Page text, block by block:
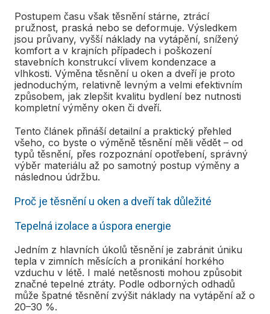
Postupem času však těsnění stárne, ztrácí
pružnost, praská nebo se deformuje. Výsledkem
jsou průvany, vyšší náklady na vytápění, snížený
komfort a v krajních případech i poškození
stavebních konstrukcí vlivem kondenzace a
vlhkosti. Výměna těsnění u oken a dveří je proto
jednoduchým, relativně levným a velmi efektivním
způsobem, jak zlepšit kvalitu bydlení bez nutnosti
kompletní výměny oken či dveří.
Tento článek přináší detailní a praktický přehled
všeho, co byste o výměně těsnění měli vědět – od
typů těsnění, přes rozpoznání opotřebení, správný
výběr materiálu až po samotný postup výměny a
následnou údržbu.
Proč je těsnění u oken a dveří tak důležité
Tepelná izolace a úspora energie
Jedním z hlavních úkolů těsnění je zabránit úniku
tepla v zimních měsících a pronikání horkého
vzduchu v létě. I malé netěsnosti mohou způsobit
značné tepelné ztráty. Podle odborných odhadů
může špatné těsnění zvýšit náklady na vytápění až o
20–30 %.